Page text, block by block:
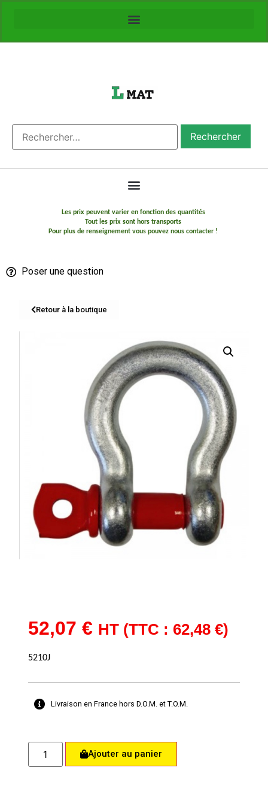
Les prix peuvent varier en fonction des quantités
Tout les prix sont hors transports
Pour plus de renseignement vous pouvez nous contacter !
Poser une question
Retour à la boutique
52,07 € HT (TTC : 62,48 €)
5210J
Livraison en France hors D.O.M. et T.O.M.
Ajouter au panier